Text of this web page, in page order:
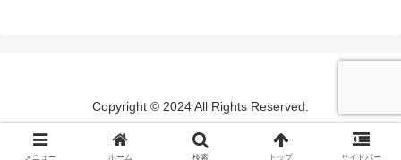
Copyright © 2024 All Rights Reserved.
メニュー ホーム 検索 トップ サイドバー